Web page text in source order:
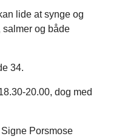
lide at synge og
og både
34.
20.00, dog med
Porsmose